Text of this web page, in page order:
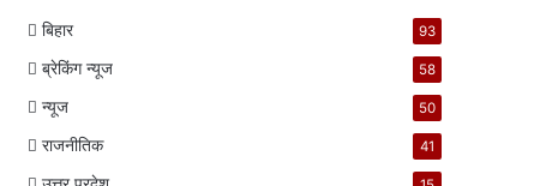
बिहार 93
ब्रेकिंग न्यूज 58
न्यूज 50
राजनीतिक 41